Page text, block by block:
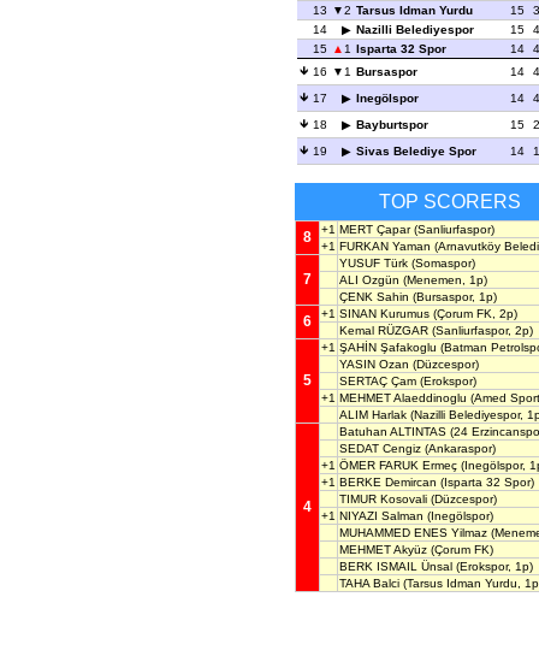
13
2 Tarsus Idman Yurdu 15
3
14
Nazilli Belediyespor 15
4
15
1 Isparta 32 Spor 14
4
16
1 Bursaspor 14
4
17
Inegölspor 14
4
18
Bayburtspor 15
2
19
Sivas Belediye Spor 14 1
TOP SCORERS
8 +1 MERT Çapar(Sanliurfaspor)
+1 FURKAN Yaman (Arnavutköy
7
YUSUF Türk (Somaspor)
ALI Ozgün (Menemen, 1p)
ÇENK Sahin (Bursaspor, 1p)
6 +1 SINAN Kurumus (Çorum FK, 2p)
Kemal RÜZGAR (Sanliurfaspor, 2p)
5
+1 ŞAHİN Şafakoglu (Batman
YASIN Ozan (Düzcespor)
SERTAÇ Çam (Erokspor)
+1 MEHMET Alaeddinoglu (Amed
ALIM Harlak (Nazilli Belediyespor,
4
Batuhan ALTINTAS (24
SEDAT Cengiz (Ankaraspor)
+1 ÖMER FARUK Ermeç (Inegölspor,
+1 BERKE Demircan (Isparta 32 Spor)
TIMUR Kosovali (Düzcespor)
+1 NIYAZI Salman (Inegölspor)
MUHAMMED ENES Yilmaz
MEHMET Akyüz (Çorum FK)
BERK ISMAIL Ünsal (Erokspor, 1p)
TAHA Balci (Tarsus Idman Yurdu,